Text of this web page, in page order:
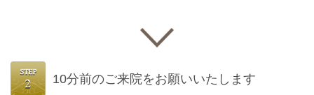
10分前のご来院をお願いいたします